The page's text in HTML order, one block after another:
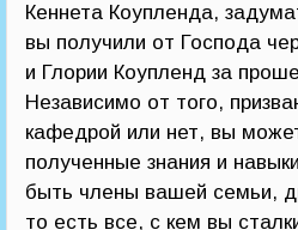
Кеннета Коупленда,
вы получили от Господа
и Глории Коупленд за
Независимо от того,
кафедрой или нет, вы
полученные знания и
быть члены вашей семьи,
то есть все, с кем вы